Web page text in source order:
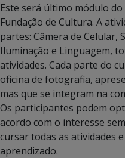
Este será último módulo
Fundação de Cultura. A
partes: Câmera de Celular,
Iluminação e Linguagem,
atividades. Cada parte do
oficina de fotografia,
mas que se integram na
Os participantes podem
acordo com o interesse
cursar todas as atividades
aprendizado.